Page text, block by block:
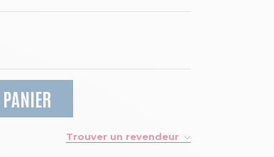
Trouver un revendeur